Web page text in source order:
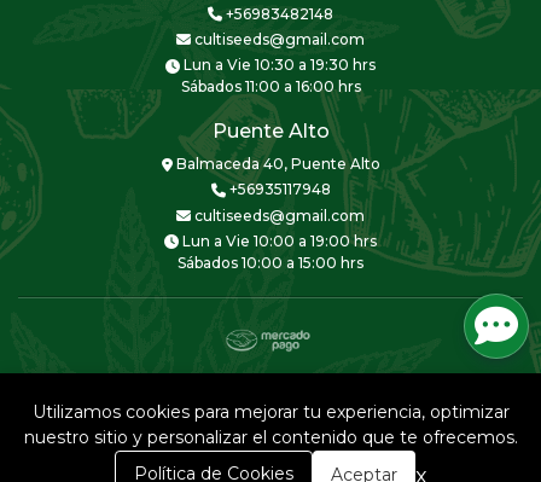
+56983482148
cultiseeds@gmail.com
Lun a Vie 10:30 a 19:30 hrs
Sábados 11:00 a 16:00 hrs
Puente Alto
Balmaceda 40, Puente Alto
+56935117948
cultiseeds@gmail.com
Lun a Vie 10:00 a 19:00 hrs
Sábados 10:00 a 15:00 hrs
Creado porBsale
0
Utilizamos cookies para mejorar tu experiencia, optimizar
nuestro sitio y personalizar el contenido que te ofrecemos.
Política de Cookies
Aceptar x